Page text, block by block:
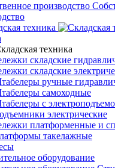
техника
складские
складские
ручные
самоходные
с
электрические
платформенные и
такелажные